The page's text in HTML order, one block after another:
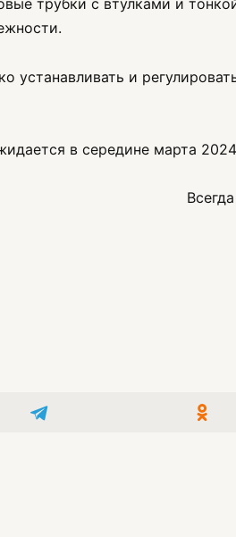
трубки с втулками и
устанавливать и
в середине марта